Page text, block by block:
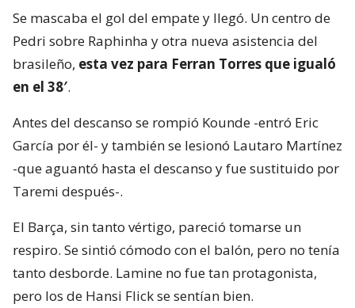
Se mascaba el gol del empate y llegó. Un centro de
Pedri sobre Raphinha y otra nueva asistencia del
brasileño, esta vez para Ferran Torres que igualó
en el 38′.
Antes del descanso se rompió Kounde -entró Eric
García por él- y también se lesionó Lautaro Martínez
-que aguantó hasta el descanso y fue sustituido por
Taremi después-.
El Barça, sin tanto vértigo, pareció tomarse un
respiro. Se sintió cómodo con el balón, pero no tenía
tanto desborde. Lamine no fue tan protagonista,
pero los de Hansi Flick se sentían bien.